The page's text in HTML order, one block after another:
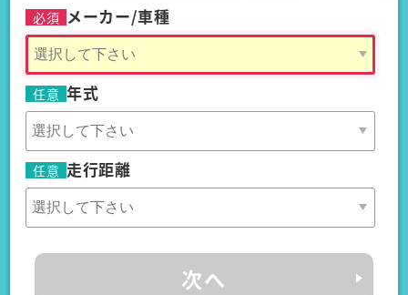
必須 メーカー/車種
任意 年式
任意 走行距離
次へ